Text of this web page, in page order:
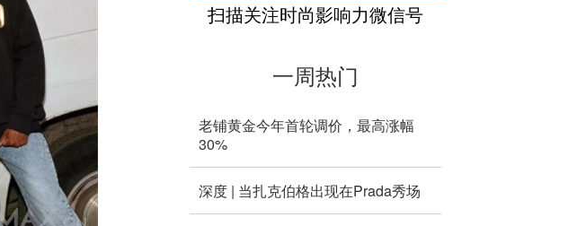
扫描关注时尚影响力微信号
一周热门
老铺黄金今年首轮调价，最高涨幅
30%
深度 | 当扎克伯格出现在Prada秀场